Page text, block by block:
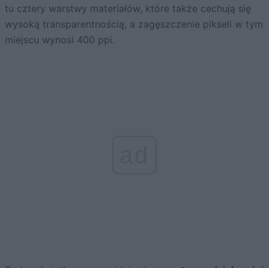
tu cztery warstwy materiałów, które także cechują się
wysoką transparentnością, a zagęszczenie pikseli w tym
miejscu wynosi 400 ppi.